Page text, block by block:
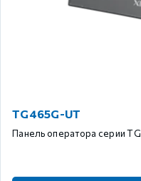
TG465G-UT
Панель оператора серии TG